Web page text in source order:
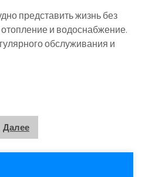
представить жизнь без
и водоснабжение.
обслуживания и
Далее